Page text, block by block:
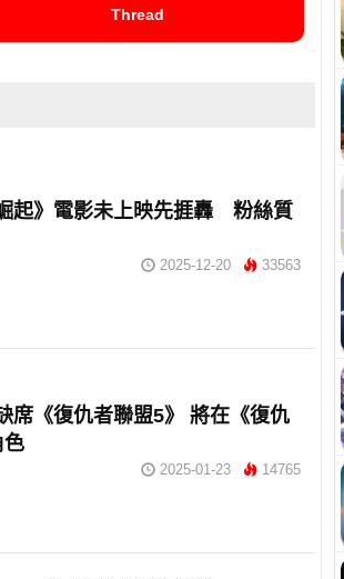
Thread
起》電影未上映先捱轟 粉絲質
2025-12-20 33563
席《復仇者聯盟5》 將在《復仇
色
2025-01-23 14765